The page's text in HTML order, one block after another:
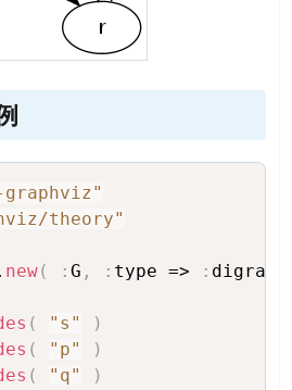
theory"
new( : G , : type => :
( "s"
)
( "p"
)
( "q"
)